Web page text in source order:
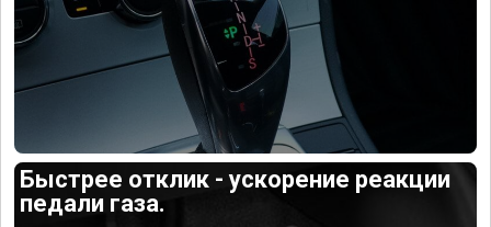
Быстрее отклик - ускорение реакции
педали газа.